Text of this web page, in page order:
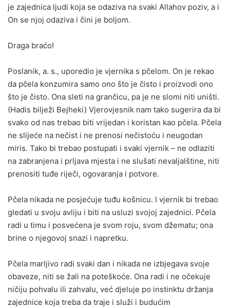
je zajednica ljudi koja se odaziva na svaki Allahov poziv, a i
On se njoj odaziva i čini je boljom.
Draga braćo!
Poslanik, a. s., uporedio je vjernika s pčelom. On je rekao
da pčela konzumira samo ono što je čisto i proizvodi ono
što je čisto. Ona sleti na grančicu, pa je ne slomi niti uništi.
(Hadis bilježi Bejheki) Vjerovjesnik nam tako sugerira da bi
svako od nas trebao biti vrijedan i koristan kao pčela. Pčela
ne slijeće na nečist i ne prenosi nečistoću i neugodan
miris. Tako bi trebao postupati i svaki vjernik – ne odlaziti
na zabranjena i prljava mjesta i ne slušati nevaljalštine, niti
prenositi tuđe riječi, ogovaranja i potvore.
Pčela nikada ne posjećuje tuđu košnicu. I vjernik bi trebao
gledati u svoju avliju i biti na usluzi svojoj zajednici. Pčela
radi u timu i posvećena je svom roju, svom džematu; ona
brine o njegovoj snazi i napretku.
Pčela marljivo radi svaki dan i nikada ne izbjegava svoje
obaveze, niti se žali na poteškoće. Ona radi i ne očekuje
ničiju pohvalu ili zahvalu, već djeluje po instinktu držanja
zajednice koja treba da traje i služi i budućim